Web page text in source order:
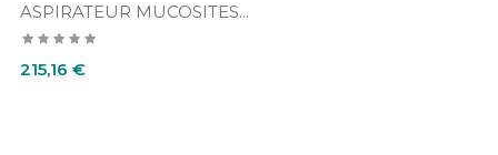
ASPIRATEUR MUCOSITES...
Prix
215,16 €